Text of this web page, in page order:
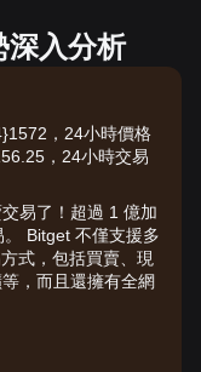
入分析
，24小時價格
，24小時交易
易了！超過 1 億加
Bitget 不僅支援多
式，包括買賣、現
，而且還擁有全網